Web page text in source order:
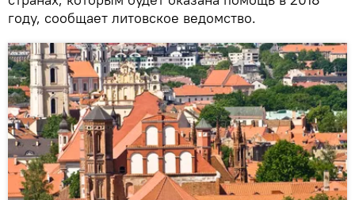
году, сообщает литовское ведомство.